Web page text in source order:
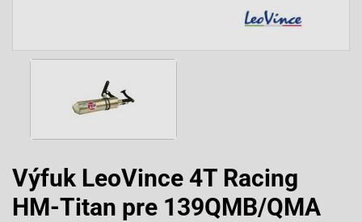
Výfuk LeoVince 4T Racing
HM-Titan pre 139QMB/QMA